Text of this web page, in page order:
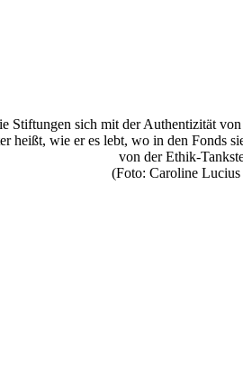
sich mit der Authentizität
wie er es lebt, wo in den Fonds
von der Ethik-
(Foto: Caroline